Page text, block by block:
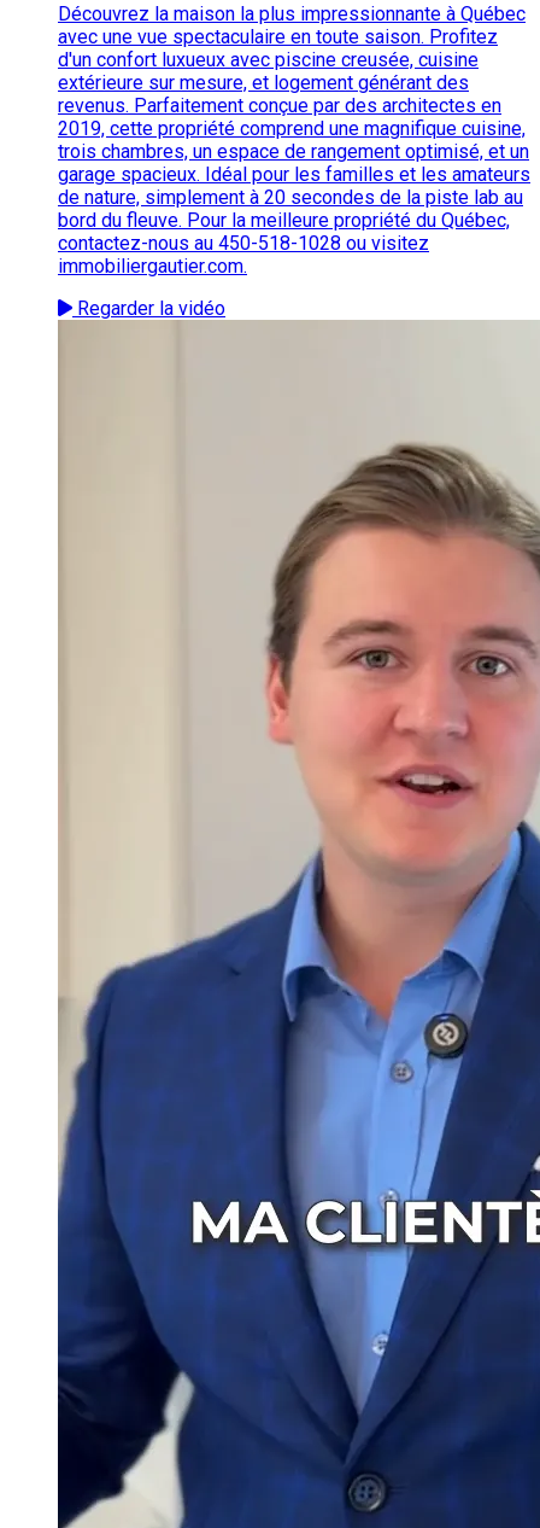
Découvrez la maison la plus impressionnante à Québec
avec une vue spectaculaire en toute saison. Profitez
d'un confort luxueux avec piscine creusée, cuisine
extérieure sur mesure, et logement générant des
revenus. Parfaitement conçue par des architectes en
2019, cette propriété comprend une magnifique cuisine,
trois chambres, un espace de rangement optimisé, et un
garage spacieux. Idéal pour les familles et les amateurs
de nature, simplement à 20 secondes de la piste lab au
bord du fleuve. Pour la meilleure propriété du Québec,
contactez-nous au 450-518-1028 ou visitez
immobiliergautier.com.
Regarder la vidéo